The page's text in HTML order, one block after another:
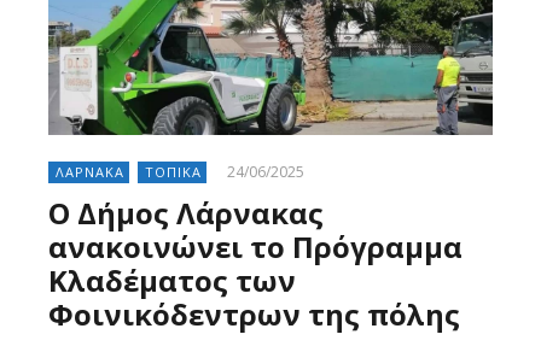
ΛΑΡΝΑΚΑ ΤΟΠΙΚΑ 24/06/2025
Ο Δήμος Λάρνακας
ανακοινώνει το Πρόγραμμα
Κλαδέματος των
Φοινικόδεντρων της πόλης